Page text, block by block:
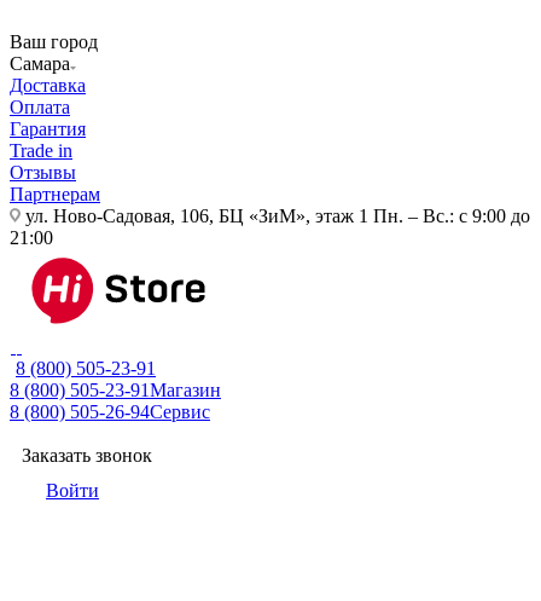
Ваш город
Самара
Доставка
Оплата
Гарантия
Trade in
Отзывы
Партнерам
ул. Ново-Садовая, 106, БЦ «ЗиМ», этаж 1 Пн. – Вс.: с 9:00 до
21:00
8 (800) 505-23-91
8 (800) 505-23-91Магазин
8 (800) 505-26-94Сервис
Заказать звонок
Войти